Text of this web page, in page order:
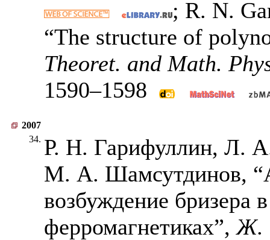
; R. N.
“The structure of
Theoret. and Math.
1590–1598
2007
34. Р. Н. Гарифуллин, Л.
М. А. Шамсутдинов,
возбуждение бризера
ферромагнетиках”, Ж.